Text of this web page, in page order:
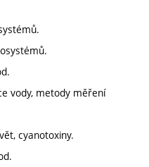
vody, metody měření
cyanotoxiny.